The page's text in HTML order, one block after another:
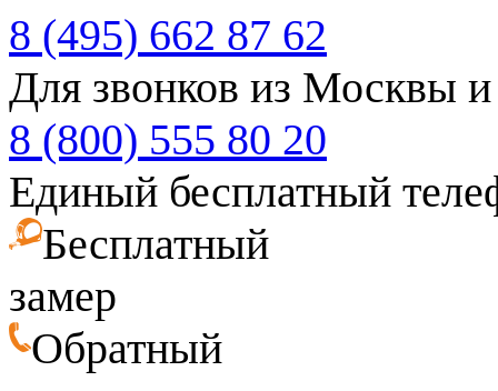
8 (495) 662 87 62
Для звонков из Москвы
8 (800) 555 80 20
Единый бесплатный
Бесплатный
замер
Обратный